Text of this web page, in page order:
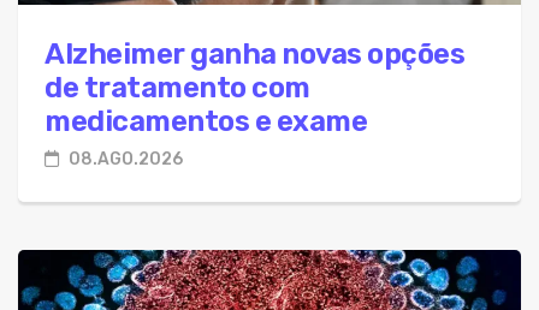
Alzheimer ganha novas opções
de tratamento com
medicamentos e exame
08.AGO.2026